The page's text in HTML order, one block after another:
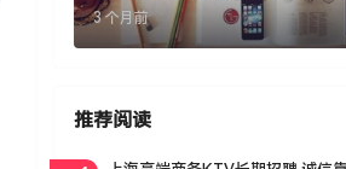
3 个月前
推荐阅读